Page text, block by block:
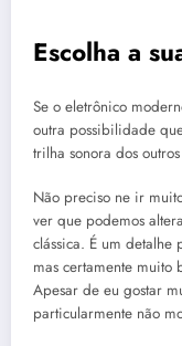
Escolha a
Se o eletrônico
outra possibilidade
trilha sonora dos
Não preciso ne ir
ver que podemos
clássica. É um
mas certamente
Apesar de eu gostar
particularmente não